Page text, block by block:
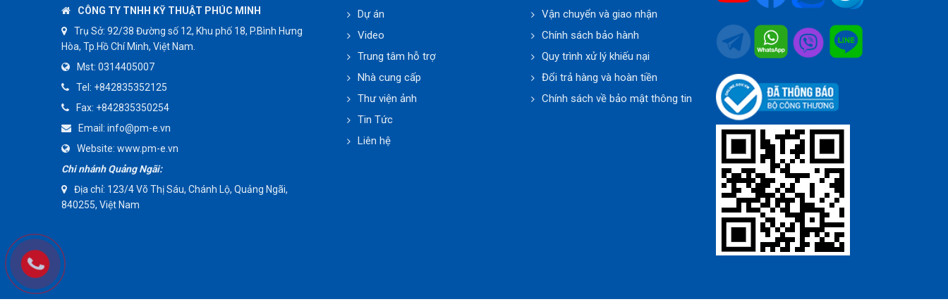
CÔNG TY TNHH KỸ THUẬT PHÚC MINH
Trụ Sở: 92/38 Đường số 12, Khu phố 18, P.Bình Hưng
Hòa, Tp.Hồ Chí Minh, Việt Nam.
Mst: 0314405007
Tel: +842835352125
Fax: +842835350254
Email: info@pm-e.vn
Website: www.pm-e.vn
Chi nhánh Quảng Ngãi:
Địa chỉ: 123/4 Võ Thị Sáu, Chánh Lộ, Quảng Ngãi,
840255, Việt Nam
Dự án
Video
Trung tâm hỗ trợ
Nhà cung cấp
Thư viện ảnh
Tin Tức
Liên hệ
Vận chuyển và giao nhận
Chính sách bảo hành
Quy trình xử lý khiếu nại
Đổi trả hàng và hoàn tiền
Chính sách về bảo mật thông tin